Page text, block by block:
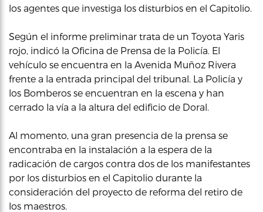
los agentes que investiga los disturbios en el Capitolio.
Según el informe preliminar trata de un Toyota Yaris
rojo, indicó la Oficina de Prensa de la Policía. El
vehículo se encuentra en la Avenida Muñoz Rivera
frente a la entrada principal del tribunal. La Policía y
los Bomberos se encuentran en la escena y han
cerrado la vía a la altura del edificio de Doral.
Al momento, una gran presencia de la prensa se
encontraba en la instalación a la espera de la
radicación de cargos contra dos de los manifestantes
por los disturbios en el Capitolio durante la
consideración del proyecto de reforma del retiro de
los maestros.